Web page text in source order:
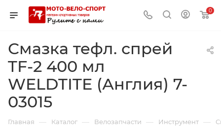
0
Смазка тефл. спрей
TF-2 400 мл
WELDTITE (Англия) 7-
03015
Главная — Каталог — Велозапчасти — Инструмент —